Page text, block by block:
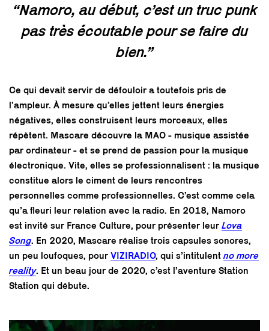
“Namoro, au début, c’est un truc punk
pas très écoutable pour se faire du
bien.”
Ce qui devait servir de défouloir a toutefois pris de
l’ampleur. À mesure qu’elles jettent leurs énergies
négatives, elles construisent leurs morceaux, elles
répètent. Mascare découvre la MAO - musique assistée
par ordinateur - et se prend de passion pour la musique
électronique. Vite, elles se professionnalisent : la musique
constitue alors le ciment de leurs rencontres
personnelles comme professionnelles. C’est comme cela
qu’a fleuri leur relation avec la radio. En 2018, Namoro
est invité sur France Culture, pour présenter leur Lova
Song. En 2020, Mascare réalise trois capsules sonores,
un peu loufoques, pour VIZIRADIO, qui s’intitulent no more
reality. Et un beau jour de 2020, c’est l’aventure Station
Station qui débute.